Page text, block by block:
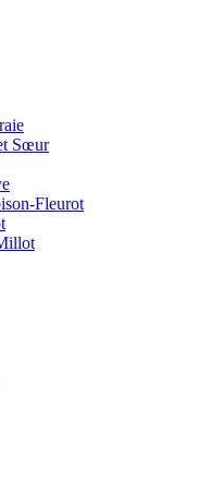
Sœur
Fleurot